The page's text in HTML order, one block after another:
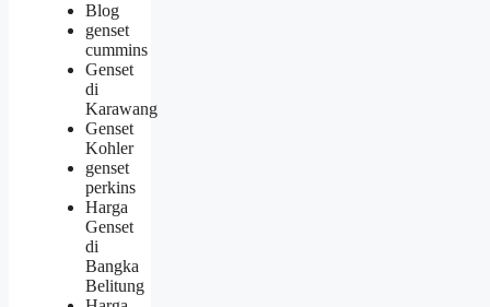
Blog
genset
cummins
Genset
di
Karawang
Genset
Kohler
genset
perkins
Harga
Genset
di
Bangka
Belitung